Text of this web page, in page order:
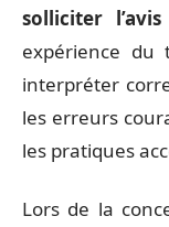
solliciter
expérience du
interpréter
les erreurs
les pratiques
Lors de la